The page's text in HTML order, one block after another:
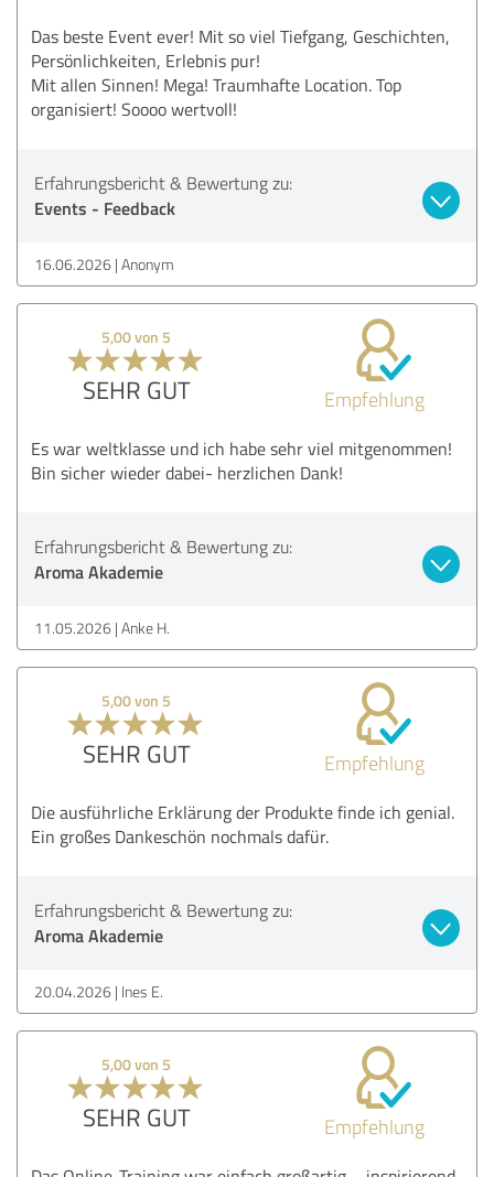
Das beste Event ever! Mit so viel Tiefgang, Geschichten,
Persönlichkeiten, Erlebnis pur!
Mit allen Sinnen! Mega! Traumhafte Location. Top
organisiert! Soooo wertvoll!
Erfahrungsbericht & Bewertung zu:
Events - Feedback
16.06.2026 Anonym
5,00 von 5
SEHR GUT Empfehlung
Es war weltklasse und ich habe sehr viel mitgenommen!
Bin sicher wieder dabei- herzlichen Dank!
Erfahrungsbericht & Bewertung zu:
Aroma Akademie
11.05.2026 Anke H.
5,00 von 5
SEHR GUT Empfehlung
Die ausführliche Erklärung der Produkte finde ich genial.
Ein großes Dankeschön nochmals dafür.
Erfahrungsbericht & Bewertung zu:
Aroma Akademie
20.04.2026 Ines E.
5,00 von 5
SEHR GUT Empfehlung